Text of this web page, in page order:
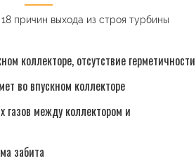
причин выхода из строя турбины
коллекторе, отсутствие герметичности
во впускном коллекторе
газов между коллектором и
забита